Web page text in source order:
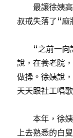
最讓徐姨高
叔戒失落了“麻
“之前一向認
說，在養老院
做操。徐姨說
天天跟社工唱
本年，徐姨
上去熟悉的白